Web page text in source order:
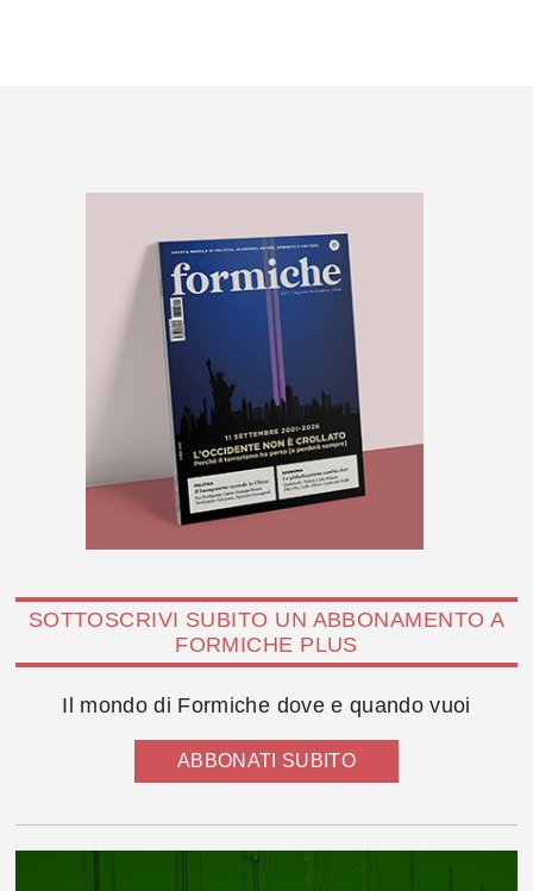
SOTTOSCRIVI SUBITO UN ABBONAMENTO A
FORMICHE PLUS
Il mondo di Formiche dove e quando vuoi
ABBONATI SUBITO